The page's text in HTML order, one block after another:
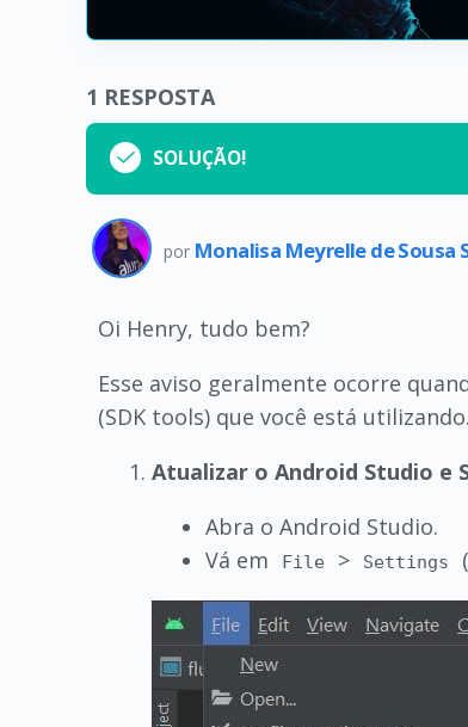
1 RESPOSTA
SOLUÇÃO!
por Monalisa Meyrelle de Sousa
Oi Henry, tudo bem?
Esse aviso geralmente ocorre
(SDK tools) que você está
Atualizar o Android Studio e
Abra o Android Studio.
Vá em
File > Settings